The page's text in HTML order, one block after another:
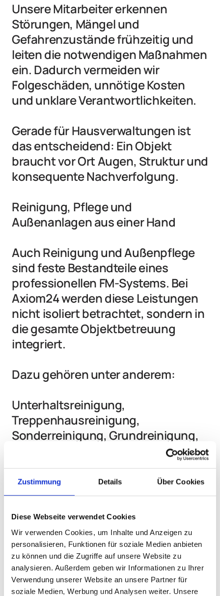
Zustimmung Details Über Cookies
Diese Webseite verwendet Cookies
Wir verwenden Cookies, um Inhalte und Anzeigen zu
personalisieren, Funktionen für soziale Medien anbieten
zu können und die Zugriffe auf unsere Website zu
analysieren. Außerdem geben wir Informationen zu Ihrer
Verwendung unserer Website an unsere Partner für
soziale Medien, Werbung und Analysen weiter. Unsere
Unsere Mitarbeiter erkennen
Störungen, Mängel und
Gefahrenzustände frühzeitig und
leiten die notwendigen Maßnahmen
ein. Dadurch vermeiden wir
Folgeschäden, unnötige Kosten
und unklare Verantwortlichkeiten.
Gerade für Hausverwaltungen ist
das entscheidend: Ein Objekt
braucht vor Ort Augen, Struktur und
konsequente Nachverfolgung.
Reinigung, Pflege und
Außenanlagen aus einer Hand
Auch Reinigung und Außenpflege
sind feste Bestandteile eines
professionellen FM-Systems. Bei
Axiom24 werden diese Leistungen
nicht isoliert betrachtet, sondern in
die gesamte Objektbetreuung
integriert.
Dazu gehören unter anderem:
Unterhaltsreinigung,
Treppenhausreinigung,
Sonderreinigung, Grundreinigung,
Außenanlagenpflege, Grünpflege,
Laubbeseitigung, Müllplatzpflege
sowie Sommer- und Winterdienst.
Der Vorteil für den Kunden: weniger
Schnittstellen, weniger
Abstimmungsaufwand und ein
Ansprechpartner, der das gesamte
Objekt kennt.